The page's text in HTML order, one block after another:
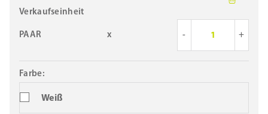
Verkaufseinheit
PAAR x - +
Weiß
Farbe: